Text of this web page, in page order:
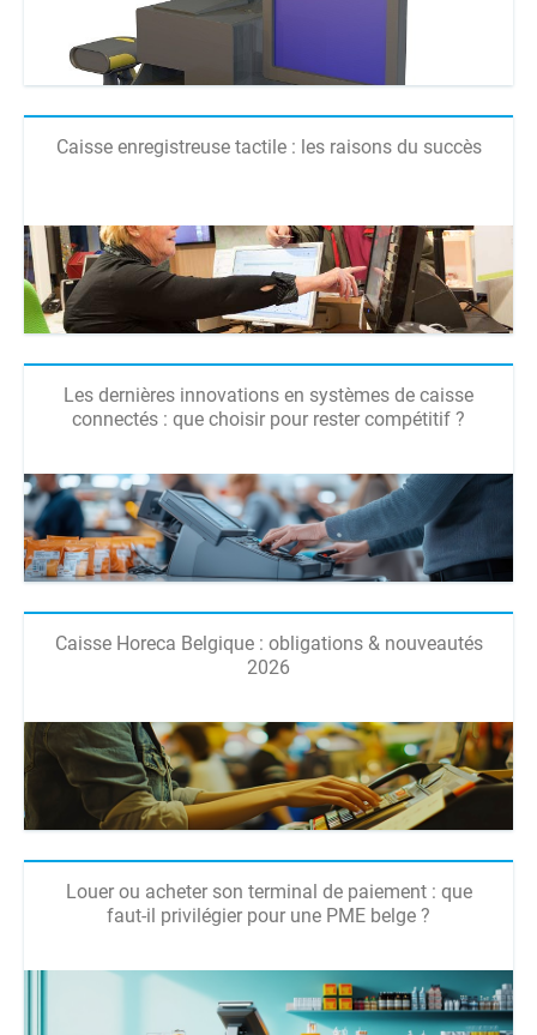
Caisse enregistreuse tactile : les raisons du succès
Les dernières innovations en systèmes de caisse
connectés : que choisir pour rester compétitif ?
Caisse Horeca Belgique : obligations & nouveautés
2026
Louer ou acheter son terminal de paiement : que
faut-il privilégier pour une PME belge ?